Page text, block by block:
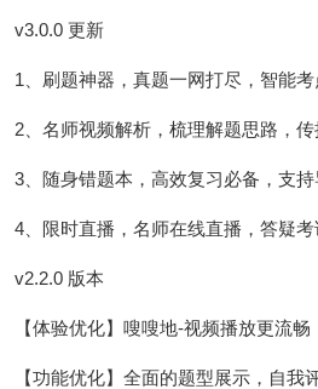
v3.0.0 更新
1、刷题神器，真题一网打尽，智能考
2、名师视频解析，梳理解题思路，传
3、随身错题本，高效复习必备，支持
4、限时直播，名师在线直播，答疑考
v2.2.0 版本
【体验优化】嗖嗖地-视频播放更流畅
【功能优化】全面的题型展示，自我